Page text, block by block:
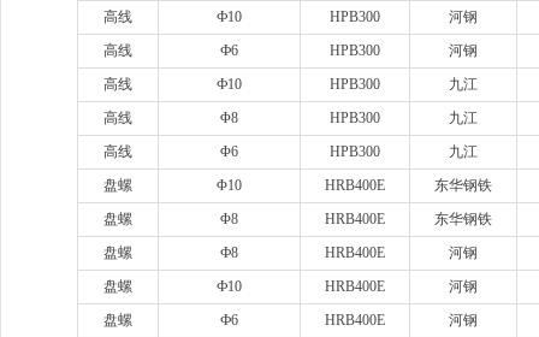
高线 Ф10 HPB300
河钢
高线
Ф6 HPB300
河钢
高线
Ф10 HPB300
九江
高线
Φ8 HPB300
九江
高线
Φ6 HPB300
九江
盘螺
Φ10 HRB400E
东华钢铁
盘螺
Φ8 HRB400E
东华钢铁
盘螺
Ф8 HRB400E
河钢
盘螺
Ф10 HRB400E
河钢
盘螺
Ф6 HRB400E
河钢